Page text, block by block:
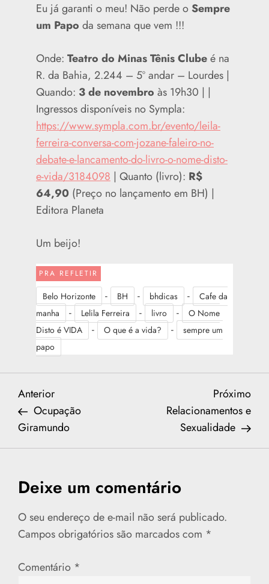
Eu já garanti o meu! Não perde oSempre
um Papo da semana que vem !!!
Onde: Teatro do Minas Tênis Clubeé na
R. da Bahia, 2.244 – 5º andar – Lourdes |
Quando: 3 de novembro às 19h30 | |
Ingressos disponíveis no Sympla:
https://www.sympla.com.br/evento/leila-
ferreira-conversa-com-jozane-faleiro-no-
debate-e-lancamento-do-livro-o-nome-disto-
e-vida/3184098 | Quanto (livro): R$
64,90 (Preço no lançamento em BH) |
Editora Planeta
Um beijo!
PRA REFLETIR
Belo Horizonte - BH - bhdicas -
Cafe da
manha
- Lelila Ferreira - livro -
O Nome
Disto é VIDA
- O que é a vida? -
sempre um
papo
N
a
v
e
g
a
ç
Previous
Post
Anterior
Ocupação
Giramundo
Post
Próximo
Relacionamentos e
Sexualidade
Deixe um comentário
O seu endereço de e-mail não será publicado.
Campos obrigatórios são marcados com *
Comentário *